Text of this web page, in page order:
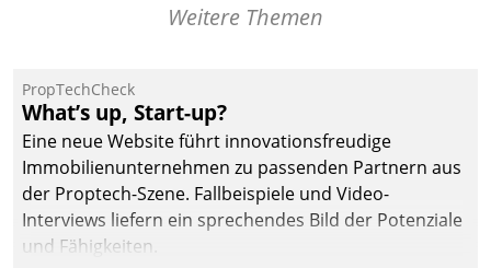
deutscher
Wohnungsunternehmen
– und beschleunigt damit
den Weg vom
Mieteranliegen zum
Dienstleisterauftrag.
Weitere Themen
PropTechCheck
What’s up, Start-up?
Eine neue Website führt innovationsfreudige
Immobilienunternehmen zu passenden Partnern aus
der Proptech-Szene. Fallbeispiele und Video-
Interviews liefern ein sprechendes Bild der Potenziale
und Fähigkeiten.